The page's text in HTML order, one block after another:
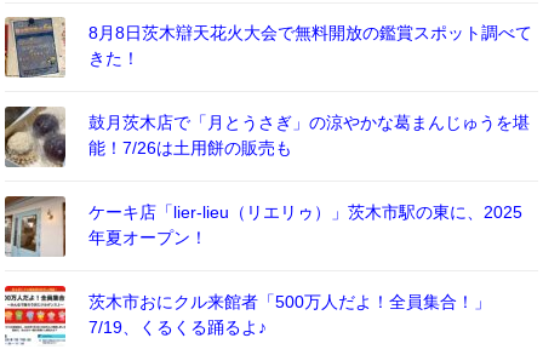
8月8日茨木辯天花火大会で無料開放の鑑賞スポット調べて
きた！
鼓月茨木店で「月とうさぎ」の涼やかな葛まんじゅうを堪
能！7/26は土用餅の販売も
ケーキ店「lier-lieu（リエリゥ）」茨木市駅の東に、2025
年夏オープン！
茨木市おにクル来館者「500万人だよ！全員集合！」
7/19、くるくる踊るよ♪